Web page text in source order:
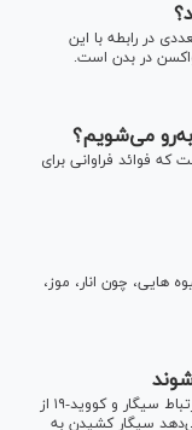
۱۹ ، سوالات متعددی در رابطه با این
در بدن است.
می‌شویم؟
فوائد فراوانی برای
هایی، چون انار، موز،
محققان برای اولین بار در یک تحقیق علمی در مورد ارتباط سیگار و کووید-۱۹ از
سیگار کشیدن به